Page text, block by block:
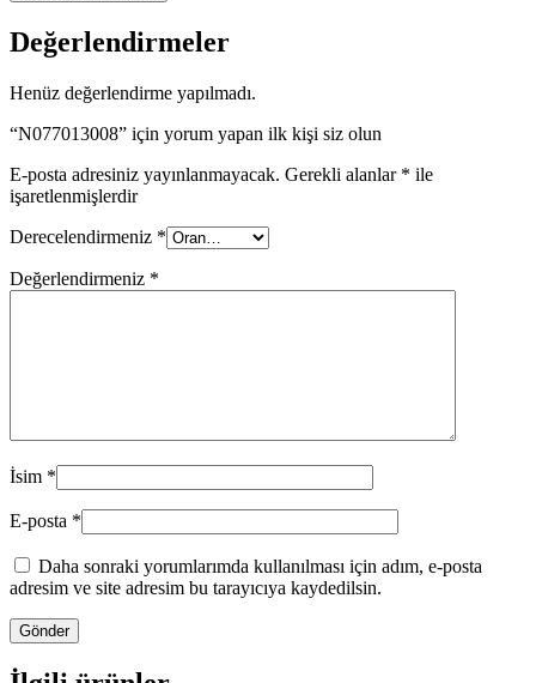
Değerlendirmeler
Henüz değerlendirme yapılmadı.
“N077013008” için yorum yapan ilk kişi siz olun
E-posta adresiniz yayınlanmayacak. Gerekli alanlar * ile
işaretlenmişlerdir
Derecelendirmeniz *
Değerlendirmeniz *
İsim *
E-posta *
Daha sonraki yorumlarımda kullanılması için adım, e-posta
adresim ve site adresim bu tarayıcıya kaydedilsin.